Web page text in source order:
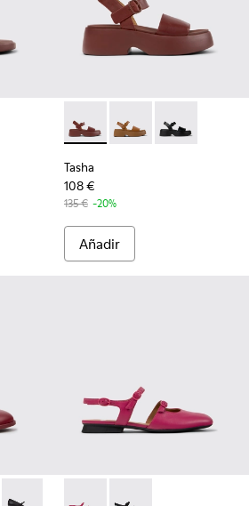
002 - Sandalias de piel burdeos
K201916-003
- K201916-001
Tasha - K201659-012 -
Tasha - K201659-011
Tasha -
Tasha
108 €
135 € -20%
Añadir